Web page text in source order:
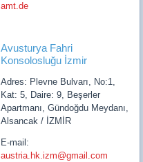
amt.de
Avusturya Fahri
Konsolosluğu İzmir
Adres: Plevne Bulvarı, No:1,
Kat: 5, Daire: 9, Beşerler
Apartmanı, Gündoğdu Meydanı,
Alsancak / İZMİR
E-mail:
austria.hk.izm@gmail.com